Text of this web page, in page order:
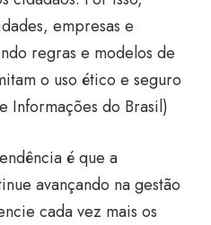
empresas e
regras e modelos de
o uso ético e seguro
Informações do Brasil)
é que a
avançando na gestão
cada vez mais os